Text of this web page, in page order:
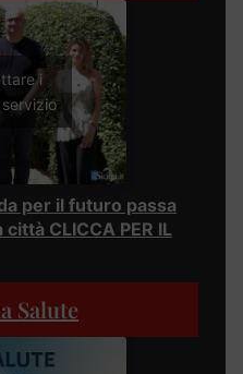
i
per il futuro passa
CLICCA PER IL
Salute